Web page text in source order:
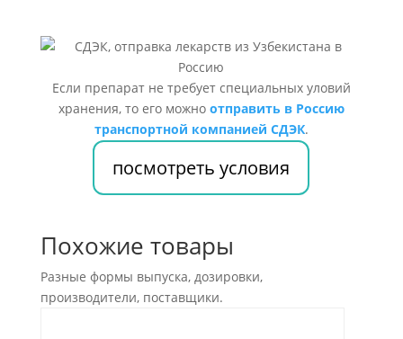
Если препарат не требует специальных уловий
хранения, то его можно отправить в Россию
транспортной компанией СДЭК.
посмотреть условия
Похожие товары
Разные формы выпуска, дозировки,
производители, поставщики.